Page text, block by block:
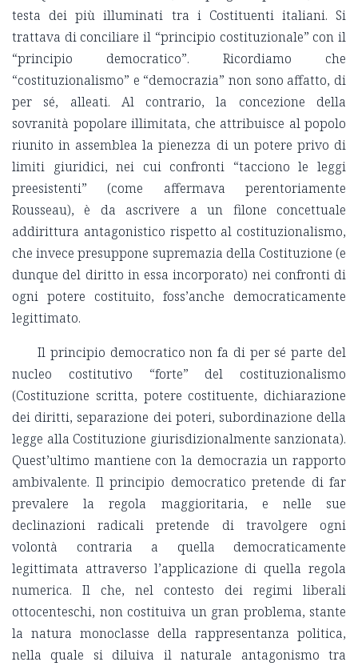
testa dei più illuminati tra i Costituenti italiani. Si
trattava di conciliare il “principio costituzionale” con il
“principio democratico”. Ricordiamo che
“costituzionalismo” e “democrazia” non sono affatto, di
per sé, alleati. Al contrario, la concezione della
sovranità popolare illimitata, che attribuisce al popolo
riunito in assemblea la pienezza di un potere privo di
limiti giuridici, nei cui confronti “tacciono le leggi
preesistenti” (come affermava perentoriamente
Rousseau), è da ascrivere a un filone concettuale
addirittura antagonistico rispetto al costituzionalismo,
che invece presuppone supremazia della Costituzione (e
dunque del diritto in essa incorporato) nei confronti di
ogni potere costituito, foss’anche democraticamente
legittimato.
Il principio democratico non fa di per sé parte del
nucleo costitutivo “forte” del costituzionalismo
(Costituzione scritta, potere costituente, dichiarazione
dei diritti, separazione dei poteri, subordinazione della
legge alla Costituzione giurisdizionalmente sanzionata).
Quest’ultimo mantiene con la democrazia un rapporto
ambivalente. Il principio democratico pretende di far
prevalere la regola maggioritaria, e nelle sue
declinazioni radicali pretende di travolgere ogni
volontà contraria a quella democraticamente
legittimata attraverso l’applicazione di quella regola
numerica. Il che, nel contesto dei regimi liberali
ottocenteschi, non costituiva un gran problema, stante
la natura monoclasse della rappresentanza politica,
nella quale si diluiva il naturale antagonismo tra